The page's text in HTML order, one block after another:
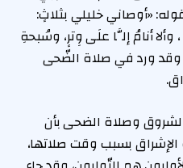
«أوصاني خليلي بثلاثٍ:
أنامُ إلَّا علَى وِترٍ، وسُبحةِ
ورد في صلاة الضّحى
وصلاة الضحى بأن
بسبب وقت صلاتها،